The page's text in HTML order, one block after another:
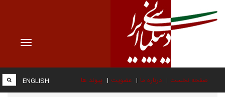
Toggle
صفحه نخست درباره ما عضویت پیوند ها ENGLISH